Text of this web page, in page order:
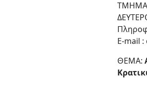
ΤΜΗΜΑ
E-mail
ΘΕΜΑ: